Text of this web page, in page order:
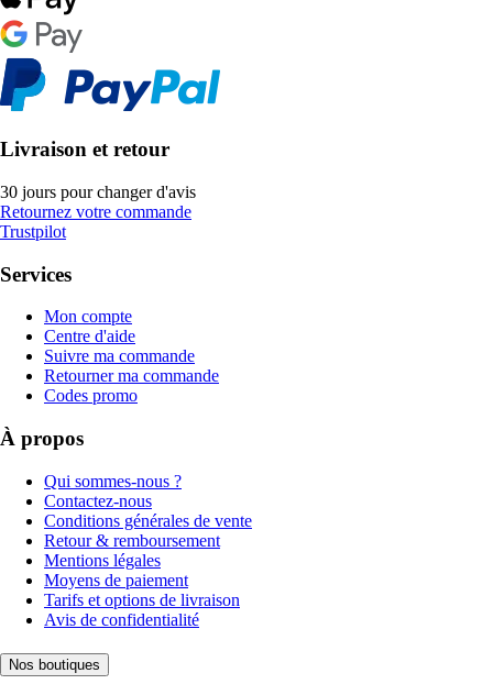
Livraison et retour
30 jours pour changer d'avis
Retournez votre commande
Trustpilot
Services
Mon compte
Centre d'aide
Suivre ma commande
Retourner ma commande
Codes promo
À propos
Qui sommes-nous ?
Contactez-nous
Conditions générales de vente
Retour & remboursement
Mentions légales
Moyens de paiement
Tarifs et options de livraison
Avis de confidentialité
Nos boutiques